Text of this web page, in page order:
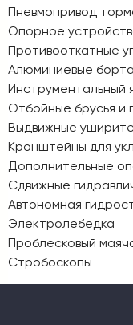
Пневмопривод
Опорное
Противооткатные
Алюминиевые
Инструментальный
Отбойные брусья и
Выдвижные
Кронштейны для
Дополнительные
Сдвижные
Автономная
Электролебедка
Проблесковый
Стробоскопы